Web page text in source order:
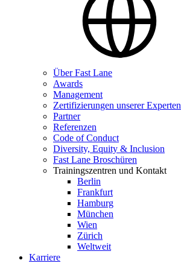
Über Fast Lane
Awards
Management
Zertifizierungen unserer Experten
Partner
Referenzen
Code of Conduct
Diversity, Equity & Inclusion
Fast Lane Broschüren
Trainingszentren und Kontakt
Berlin
Frankfurt
Hamburg
München
Wien
Zürich
Weltweit
Karriere